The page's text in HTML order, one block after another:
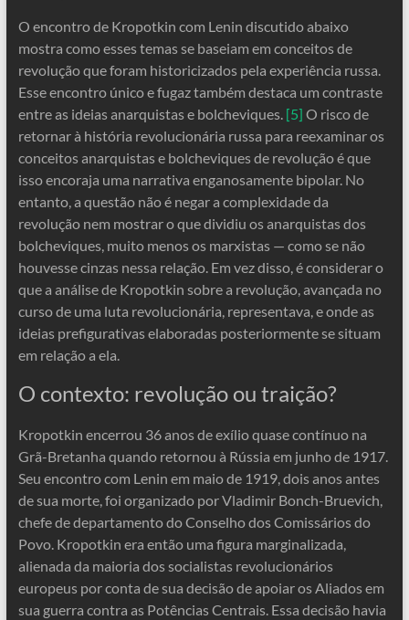
O encontro de Kropotkin com Lenin discutido abaixo
mostra como esses temas se baseiam em conceitos de
revolução que foram historicizados pela experiência russa.
Esse encontro único e fugaz também destaca um contraste
entre as ideias anarquistas e bolcheviques. [5] O risco de
retornar à história revolucionária russa para reexaminar os
conceitos anarquistas e bolcheviques de revolução é que
isso encoraja uma narrativa enganosamente bipolar. No
entanto, a questão não é negar a complexidade da
revolução nem mostrar o que dividiu os anarquistas dos
bolcheviques, muito menos os marxistas — como se não
houvesse cinzas nessa relação. Em vez disso, é considerar o
que a análise de Kropotkin sobre a revolução, avançada no
curso de uma luta revolucionária, representava, e onde as
ideias prefigurativas elaboradas posteriormente se situam
em relação a ela.
O contexto: revolução ou traição?
Kropotkin encerrou 36 anos de exílio quase contínuo na
Grã-Bretanha quando retornou à Rússia em junho de 1917.
Seu encontro com Lenin em maio de 1919, dois anos antes
de sua morte, foi organizado por Vladimir Bonch-Bruevich,
chefe de departamento do Conselho dos Comissários do
Povo. Kropotkin era então uma figura marginalizada,
alienada da maioria dos socialistas revolucionários
europeus por conta de sua decisão de apoiar os Aliados em
sua guerra contra as Potências Centrais. Essa decisão havia